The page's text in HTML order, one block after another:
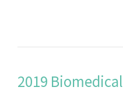
2019